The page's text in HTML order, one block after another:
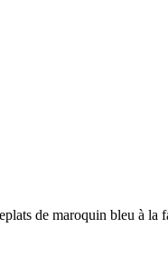
de maroquin bleu à la